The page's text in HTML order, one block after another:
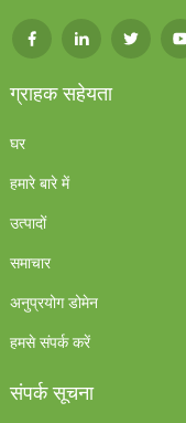
ग्राहक सहेयता
घर
हमारे बारे में
उत्पादों
समाचार
अनुप्रयोग डोमेन
हमसे संपर्क करें
संपर्क सूचना